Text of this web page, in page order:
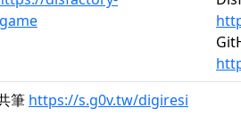
筆 https://s.g0v.tw/digiresi